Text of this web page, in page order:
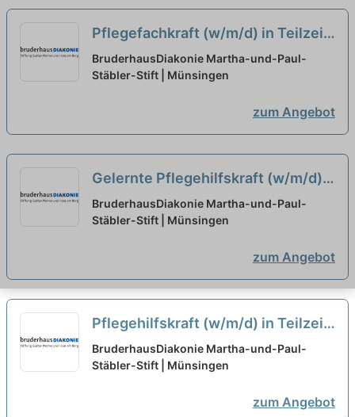
Pflegefachkraft (w/m/d) in Teilzeit
- mitWIRken! neu
BruderhausDiakonie Martha-und-Paul-
Stäbler-Stift | Münsingen
zum Angebot
Gelernte Pflegehilfskraft (w/m/d)
in Teilzeit (40-60 %) - mitWIRken!
neu
BruderhausDiakonie Martha-und-Paul-
Stäbler-Stift | Münsingen
zum Angebot
Pflegehilfskraft (w/m/d) in Teilzeit
- mitWIRken! neu
BruderhausDiakonie Martha-und-Paul-
Stäbler-Stift | Münsingen
zum Angebot